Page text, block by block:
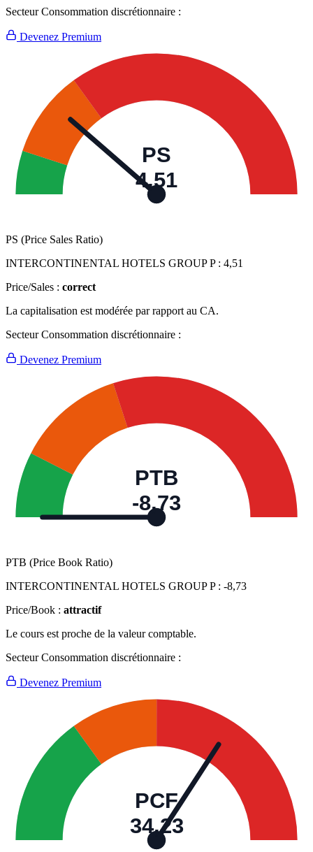
Secteur Consommation discrétionnaire :
Devenez Premium
PS
4,51
PS (Price Sales Ratio)
INTERCONTINENTAL HOTELS GROUP P : 4,51
Price/Sales : correct
La capitalisation est modérée par rapport au CA.
Secteur Consommation discrétionnaire :
Devenez Premium
PTB
-8,73
PTB (Price Book Ratio)
INTERCONTINENTAL HOTELS GROUP P : -8,73
Price/Book : attractif
Le cours est proche de la valeur comptable.
Secteur Consommation discrétionnaire :
Devenez Premium
PCF
34,23